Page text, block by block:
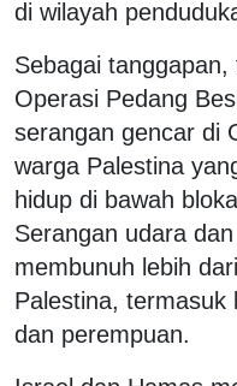
di wilayah
Sebagai
Operasi Pedang
serangan gencar di
warga Palestina
hidup di bawah
Serangan udara
membunuh lebih
Palestina, termasuk
dan perempuan.